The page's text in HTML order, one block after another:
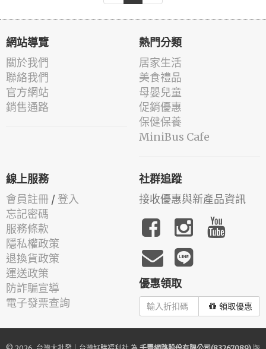
網站導覽
關於我們
聯絡我們
官方網站
銷售通路
熱門分類
居家生活
美食禮品
母嬰兒童
促銷優惠
保健保養
MiniBus Cafe
線上服務
會員註冊 / 登入
忘記密碼
服務條款
隱私權政策
退換貨政策
運送政策
防詐騙宣導
電子發票查詢
社群追蹤
接收優惠與新產品資訊
優惠領取
領取優惠